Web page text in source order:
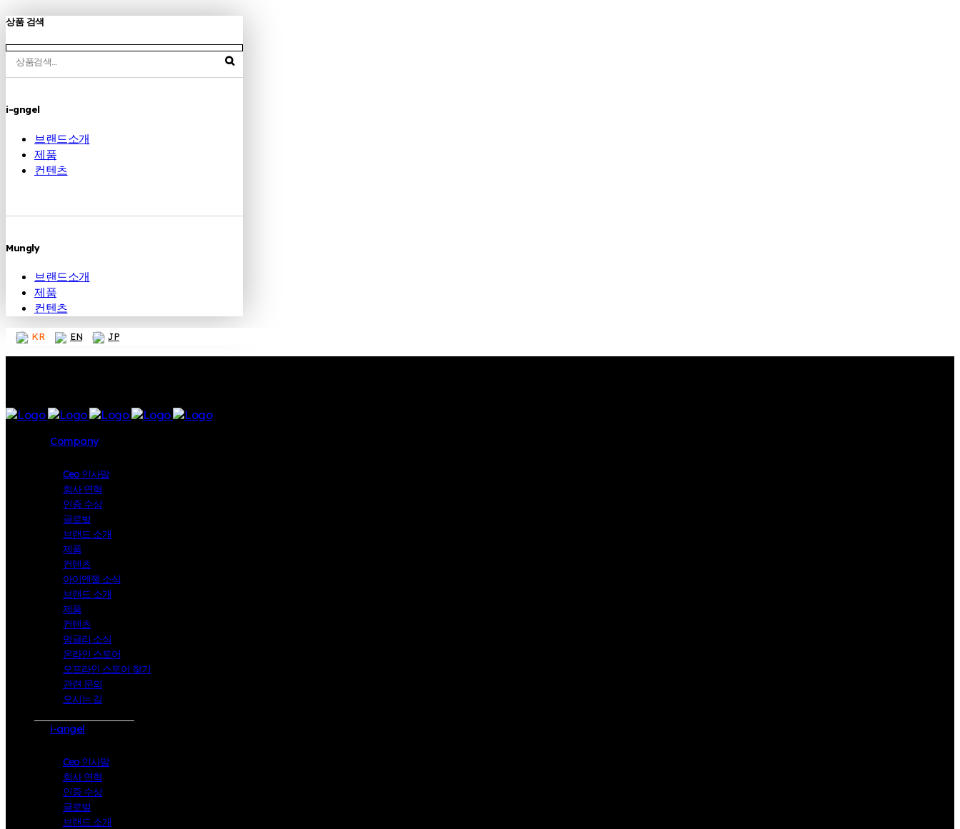
상품 검색
i-gngel
브랜드소개
제품
컨텐츠
Mungly
브랜드소개
제품
컨텐츠
KR EN JP
Company
Ceo 인사말
회사 연혁
인증 수상
글로벌
브랜드 소개
제품
컨텐츠
아이엔젤 소식
브랜드 소개
제품
컨텐츠
멍글리 소식
온라인 스토어
오프라인 스토어 찾기
관련 문의
오시는 길
i-angel
Ceo 인사말
회사 연혁
인증 수상
글로벌
브랜드 소개